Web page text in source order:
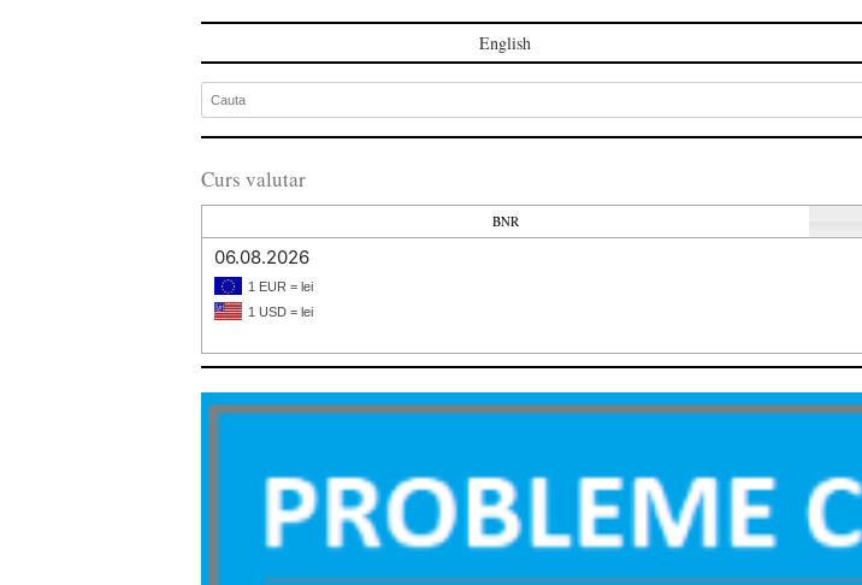
English
Curs valutar
BNR
06.08.2026
1 EUR = lei
1 USD = lei